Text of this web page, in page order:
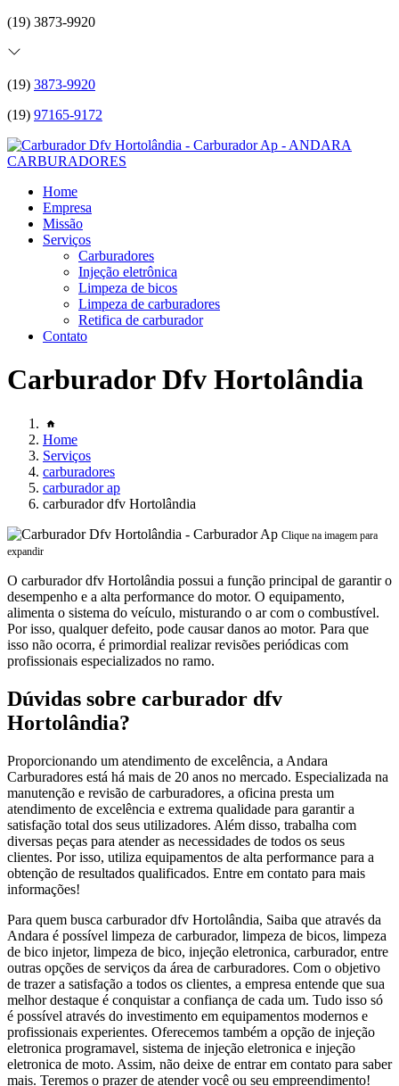
(19) 3873-9920
(19) 3873-9920
(19) 97165-9172
Home
Empresa
Missão
Serviços
Carburadores
Injeção eletrônica
Limpeza de bicos
Limpeza de carburadores
Retifica de carburador
Contato
Carburador Dfv Hortolândia
Home
Serviços
carburadores
carburador ap
carburador dfv Hortolândia
Clique na imagem para
expandir
O carburador dfv Hortolândia possui a função principal de garantir o
desempenho e a alta performance do motor. O equipamento,
alimenta o sistema do veículo, misturando o ar com o combustível.
Por isso, qualquer defeito, pode causar danos ao motor. Para que
isso não ocorra, é primordial realizar revisões periódicas com
profissionais especializados no ramo.
Dúvidas sobre carburador dfv
Hortolândia?
Proporcionando um atendimento de excelência, a Andara
Carburadores está há mais de 20 anos no mercado. Especializada na
manutenção e revisão de carburadores, a oficina presta um
atendimento de excelência e extrema qualidade para garantir a
satisfação total dos seus utilizadores. Além disso, trabalha com
diversas peças para atender as necessidades de todos os seus
clientes. Por isso, utiliza equipamentos de alta performance para a
obtenção de resultados qualificados. Entre em contato para mais
informações!
Para quem busca carburador dfv Hortolândia, Saiba que através da
Andara é possível limpeza de carburador, limpeza de bicos, limpeza
de bico injetor, limpeza de bico, injeção eletronica, carburador, entre
outras opções de serviços da área de carburadores. Com o objetivo
de trazer a satisfação a todos os clientes, a empresa entende que sua
melhor destaque é conquistar a confiança de cada um. Tudo isso só
é possível através do investimento em equipamentos modernos e
profissionais experientes. Oferecemos também a opção de injeção
eletronica programavel, sistema de injeção eletronica e injeção
eletronica de moto. Assim, não deixe de entrar em contato para saber
mais. Teremos o prazer de atender você ou seu empreendimento!